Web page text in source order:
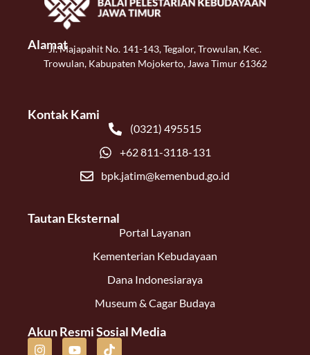
AlamatJl. Majapahit No. 141-143, Tegalor, Trowulan, Kec.
Trowulan, Kabupaten Mojokerto, Jawa Timur 61362
Kontak Kami
(0321) 495515
+62 811-3118-131
bpk.jatim@kemenbud.go.id
Tautan Eksternal
Portal Layanan
Kementerian Kebudayaan
Dana Indonesiaraya
Museum & Cagar Budaya
Akun Resmi Sosial Media